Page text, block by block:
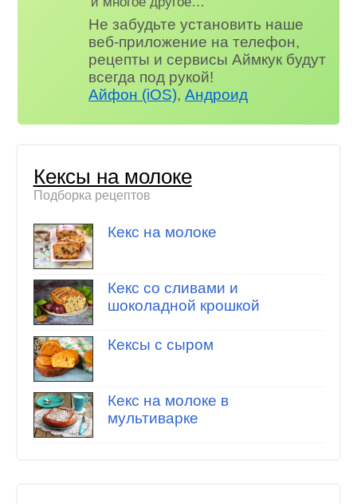
Не забудьте установить наше
веб-приложение на телефон,
рецепты и сервисы Аймкук будут
всегда под рукой!
Айфон (iOS),Андроид
Кексы на молоке
Подборка рецептов
Кекс на молоке
Кекс со сливами и
шоколадной крошкой
Кексы с сыром
Кекс на молоке в
мультиварке